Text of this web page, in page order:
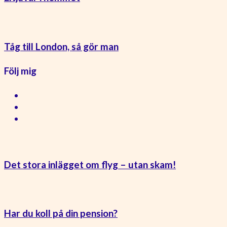
Tåg till London, så gör man
Följ mig
Det stora inlägget om flyg – utan skam!
Har du koll på din pension?